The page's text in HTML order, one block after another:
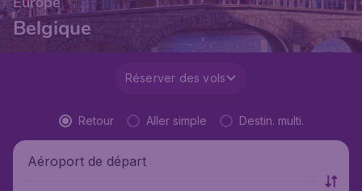
Belgique
Réserver des vols
Retour Aller simple Destin. multi.
Aéroport de départ